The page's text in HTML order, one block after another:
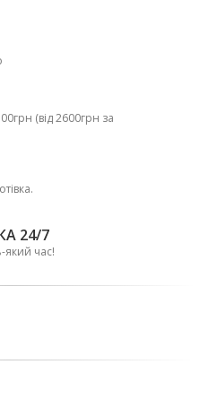
(від 2600грн за
24/7
який час!